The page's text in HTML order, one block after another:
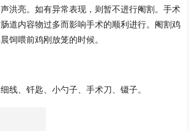
洪亮。如有异常表现，则暂不进行阉割。手术
道内容物过多而影响手术的顺利进行。阉割鸡
饲喂前鸡刚放笼的时候。
线、钎匙、小勺子、手术刀、镊子。